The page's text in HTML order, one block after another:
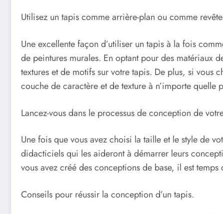
Utilisez un tapis comme arrière-plan ou comme
Une excellente façon d’utiliser un tapis à la fois
de peintures murales. En optant pour des matériaux
textures et de motifs sur votre tapis. De plus, si vous
couche de caractère et de texture à n’importe quelle
Lancez-vous dans le processus de conception de
Une fois que vous avez choisi la taille et le style de
didacticiels qui les aideront à démarrer leurs
vous avez créé des conceptions de base, il est
Conseils pour réussir la conception d’un tapis.